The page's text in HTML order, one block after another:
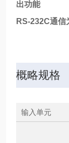
出功能
RS-232C通信
概略规格
输入单元